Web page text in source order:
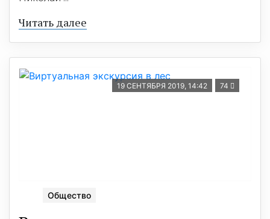
Читать далее
19 СЕНТЯБРЯ 2019, 14:42 74
Общество